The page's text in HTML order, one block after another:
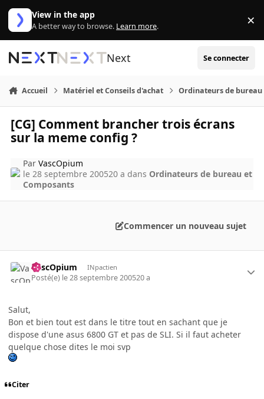
Aller au contenu
View in the app
A better way to browse. Learn more. ×
Next Se connecter
Accueil Matériel et Conseils d'achat Ordinateurs de bureau
[CG] Comment brancher trois écrans
sur la meme config ?
ParVascOpium
le 28 septembre 200520 a dans Ordinateurs de bureau et
Composants
Commencer un nouveau sujet
VascOpium INpactien
Posté(e) le 28 septembre 200520 a
Salut,
Bon et bien tout est dans le titre tout en sachant que je
dispose d'une asus 6800 GT et pas de SLI. Si il faut acheter
quelque chose dites le moi svp
Citer